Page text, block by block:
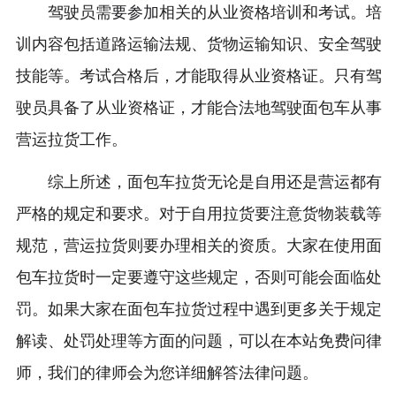
驾驶员需要参加相关的从业资格培训和考试。培
训内容包括道路运输法规、货物运输知识、安全驾驶
技能等。考试合格后，才能取得从业资格证。只有驾
驶员具备了从业资格证，才能合法地驾驶面包车从事
营运拉货工作。
综上所述，面包车拉货无论是自用还是营运都有
严格的规定和要求。对于自用拉货要注意货物装载等
规范，营运拉货则要办理相关的资质。大家在使用面
包车拉货时一定要遵守这些规定，否则可能会面临处
罚。如果大家在面包车拉货过程中遇到更多关于规定
解读、处罚处理等方面的问题，可以在本站免费问律
师，我们的律师会为您详细解答法律问题。